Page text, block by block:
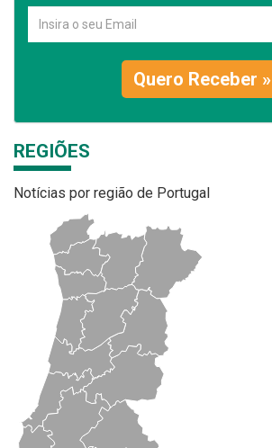
Quero Receber »
REGIÕES
Notícias por região de Portugal